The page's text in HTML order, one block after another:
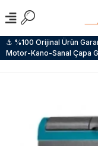
⚓ %100 Orijinal Ürün
Motor-Kano-Sanal Çapa